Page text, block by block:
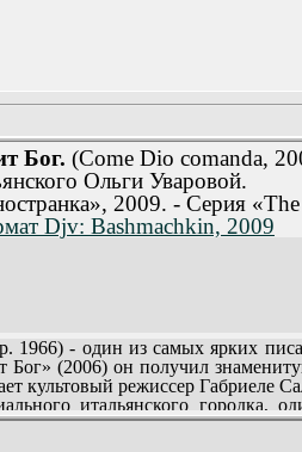
Бог. (Come Dio comanda,
Ольги Уваровой.
2009. - Серия
Djv: Bashmachkin, 2009
- один из самых ярких
(2006) он получил
культовый режиссер Габриеле
итальянского городка,
человек. Рино, как умеет,